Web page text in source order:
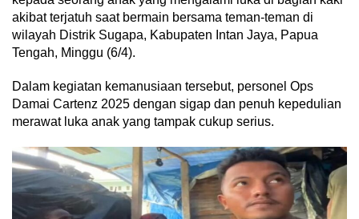
akibat terjatuh saat bermain bersama teman-teman di
wilayah Distrik Sugapa, Kabupaten Intan Jaya, Papua
Tengah, Minggu (6/4).
Dalam kegiatan kemanusiaan tersebut, personel Ops
Damai Cartenz 2025 dengan sigap dan penuh kepedulian
merawat luka anak yang tampak cukup serius.